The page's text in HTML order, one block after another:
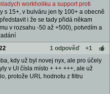
workholiku a support proti
s 15+, v bulváru jen ty 100+ a obecně
i že se tady přidá někam
v rozsahu -50 až +500), potvrdím a
1 odpověď
+1
kdy už byl novej nyx, ale pro účely
v UI čísla místo + ++ +++, ale už
protože URL hodnotu z filtru